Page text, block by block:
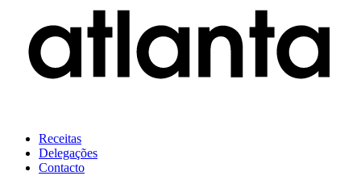
Receitas
Delegações
Contacto